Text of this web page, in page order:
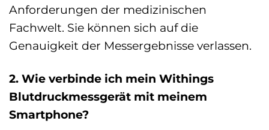
Anforderungen der medizinischen
Fachwelt. Sie können sich auf die
Genauigkeit der Messergebnisse verlassen.
2. Wie verbinde ich mein Withings
Blutdruckmessgerät mit meinem
Smartphone?